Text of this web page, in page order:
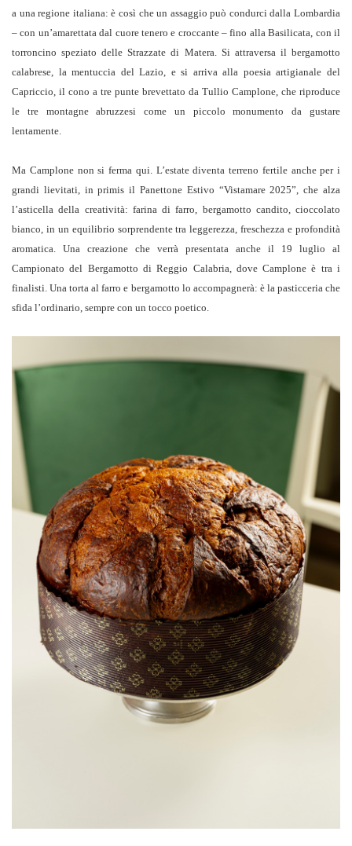
a una regione italiana: è così che un assaggio può condurci dalla Lombardia
– con un’amarettata dal cuore tenero e croccante – fino alla Basilicata, con il
torroncino speziato delle Strazzate di Matera. Si attraversa il bergamotto
calabrese, la mentuccia del Lazio, e si arriva alla poesia artigianale del
Capriccio, il cono a tre punte brevettato da Tullio Camplone, che riproduce
le tre montagne abruzzesi come un piccolo monumento da gustare
lentamente.
Ma Camplone non si ferma qui. L’estate diventa terreno fertile anche per i
grandi lievitati, in primis il Panettone Estivo “Vistamare 2025”, che alza
l’asticella della creatività: farina di farro, bergamotto candito, cioccolato
bianco, in un equilibrio sorprendente tra leggerezza, freschezza e profondità
aromatica. Una creazione che verrà presentata anche il 19 luglio al
Campionato del Bergamotto di Reggio Calabria, dove Camplone è tra i
finalisti. Una torta al farro e bergamotto lo accompagnerà: è la pasticceria che
sfida l’ordinario, sempre con un tocco poetico.